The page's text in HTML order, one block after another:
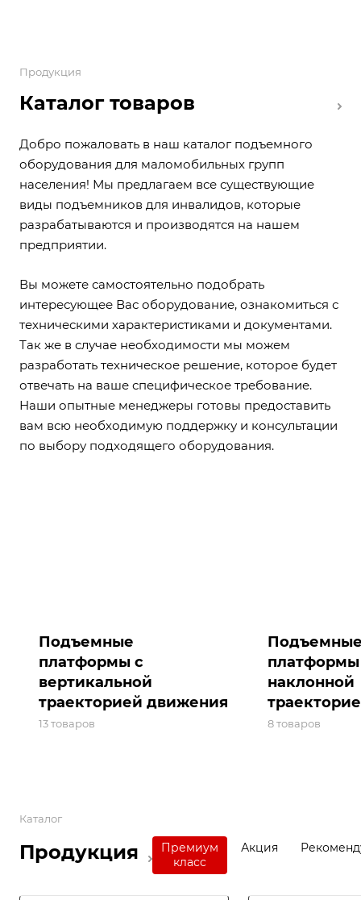
Продукция
Каталог товаров
Добро пожаловать в наш каталог подъемного
оборудования для маломобильных групп
населения! Мы предлагаем все существующие
виды подъемников для инвалидов, которые
разрабатываются и производятся на нашем
предприятии.
Вы можете самостоятельно подобрать
интересующее Вас оборудование, ознакомиться с
техническими характеристиками и документами.
Так же в случае необходимости мы можем
разработать техническое решение, которое будет
отвечать на ваше специфическое требование.
Наши опытные менеджеры готовы предоставить
вам всю необходимую поддержку и консультации
по выбору подходящего оборудования.
Подъемные
платформы с
вертикальной
траекторией движения
13 товаров
платформы
наклонной
8 товаров
Каталог
Продукция
Премиум
класс
Акция